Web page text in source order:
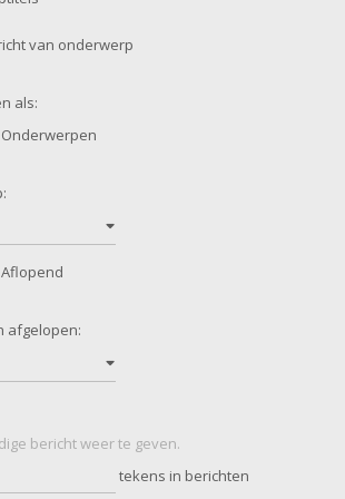
van onderwerp
als:
Onderwerpen
Aflopend
afgelopen:
bericht weer te geven.
tekens in berichten